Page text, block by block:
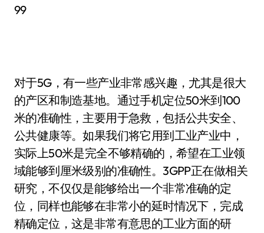
99
对于5G，有一些产业非常感兴趣，尤其是很大
的产区和制造基地。通过手机定位50米到100
米的准确性，主要用于急救，包括公共安全、
公共健康等。如果我们将它用到工业产业中，
实际上50米是完全不够精确的，希望在工业领
域能够到厘米级别的准确性。3GPP正在做相关
研究，不仅仅是能够给出一个非常准确的定
位，同样也能够在非常小的延时情况下，完成
精确定位，这是非常有意思的工业方面的研